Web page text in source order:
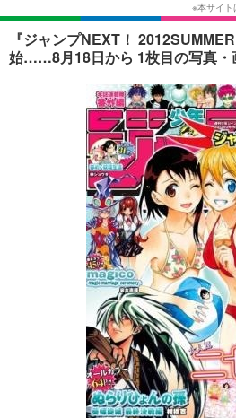
音楽
ショッピング
ライフTOP
ペット
その他
リリース一覧
プッシュ通知の停止方法
『ジャンプNEXT！
始……8月18日から 1枚目の写真・